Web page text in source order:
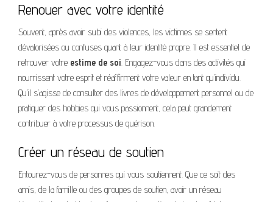
Renouer avec votre identité
Souvent, après avoir subi des violences, les victimes se sentent
dévalorisées ou confuses quant à leur identité propre. Il est essentiel de
retrouver votre estime de soi. Engagez-vous dans des activités qui
nourrissent votre esprit et réaffirment votre valeur en tant qu’individu.
Qu’il s’agisse de consulter des livres de développement personnel ou de
pratiquer des hobbies qui vous passionnent, cela peut grandement
contribuer à votre processus de guérison.
Créer un réseau de soutien
Entourez-vous de personnes qui vous soutiennent. Que ce soit des
amis, de la famille ou des groupes de soutien, avoir un réseau